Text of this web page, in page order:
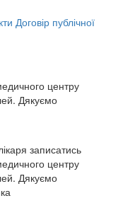
Договір публічної
центру
Дякуємо
записатись
центру
Дякуємо